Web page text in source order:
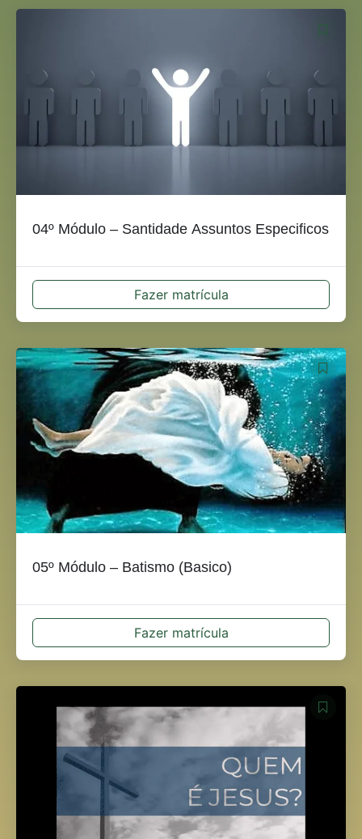
04º Módulo – Santidade Assuntos Especificos
Fazer matrícula
05º Módulo – Batismo (Basico)
Fazer matrícula